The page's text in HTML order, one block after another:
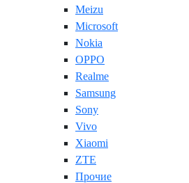
Meizu
Microsoft
Nokia
OPPO
Realme
Samsung
Sony
Vivo
Xiaomi
ZTE
Прочие